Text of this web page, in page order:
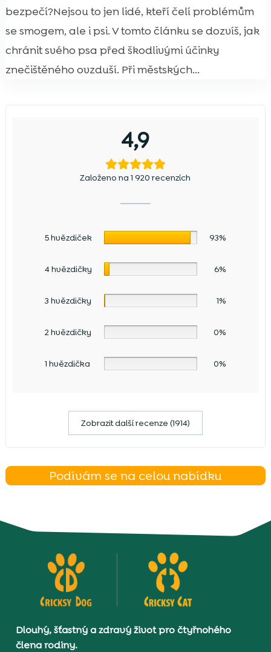
bezpečí?Nejsou to jen lidé, kteří čelí problémům
se smogem, ale i psi. V tomto článku se dozvíš, jak
chránit svého psa před škodlivými účinky
znečištěného ovzduší. Při městských...
4,9
Založeno na 1 920 recenzích
5 hvězdiček 93%
4 hvězdičky 6%
3 hvězdičky 1%
2 hvězdičky 0%
1 hvězdička 0%
Zobrazit další recenze (1914)
Podívám se na celou nabídku
Dlouhý, šťastný a zdravý život pro čtyřnohého
člena rodiny.